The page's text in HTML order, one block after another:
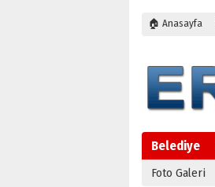
🏠 Anasayfa
Belediye
Foto Galeri